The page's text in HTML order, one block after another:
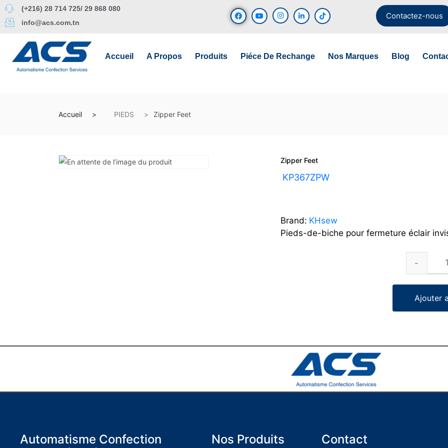
(+216) 28 714 725/ 29 868 080
info@acs.com.tn
Contactez-nous
Accueil A Propos Produits Piéce De Rechange Nos Marques Blog
Accueil PIEDS Zipper Feet
Zipper Feet
KP367ZPW
Brand: KHsew
Pieds-de-biche pour fermeture éclair
Ajouter
Automatisme Confection
Nos Produits Contact